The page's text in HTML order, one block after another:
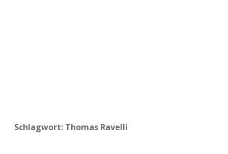
Schlagwort: Thomas Ravelli